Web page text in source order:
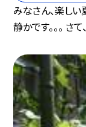
みなさん、楽し
静かです。。。 さて